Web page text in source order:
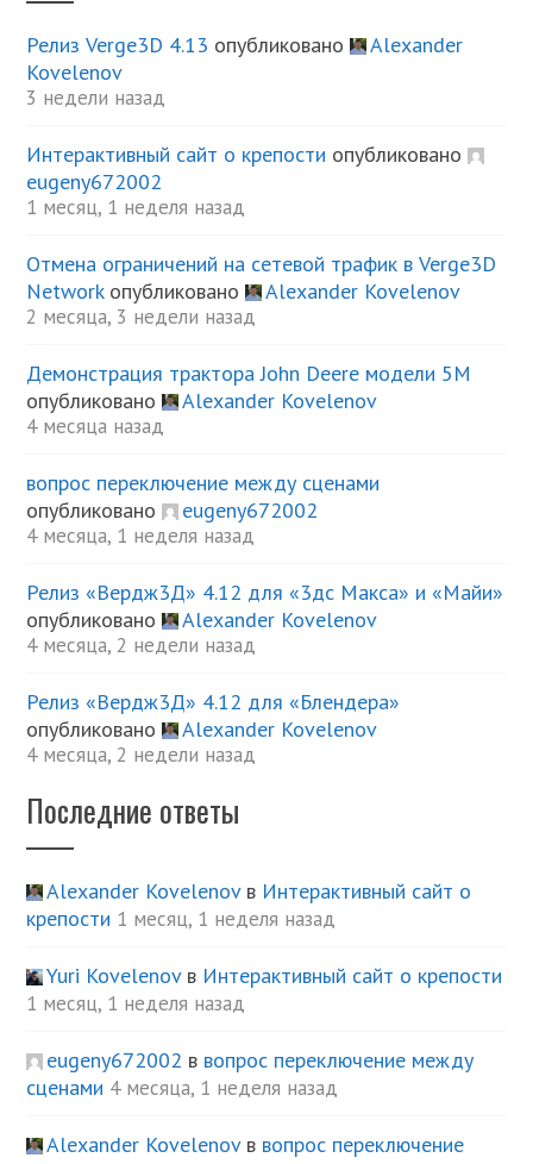
Релиз Verge3D 4.13 опубликовано
Alexander
Kovelenov
3 недели назад
Интерактивный сайт о крепости опубликовано
eugeny672002
1 месяц, 1 неделя назад
Отмена ограничений на сетевой трафик в Verge3D
Networkопубликовано Alexander Kovelenov
2 месяца, 3 недели назад
Демонстрация трактора John Deere модели 5М
опубликовано
Alexander Kovelenov
4 месяца назад
вопрос переключение между сценами
опубликовано
eugeny672002
4 месяца, 1 неделя назад
Релиз «Вердж3Д» 4.12 для «3дс Макса» и «Майи»
опубликовано
Alexander Kovelenov
4 месяца, 2 недели назад
Релиз «Вердж3Д» 4.12 для «Блендера»
опубликовано
Alexander Kovelenov
4 месяца, 2 недели назад
Последние ответы
Alexander Kovelenovв Интерактивный сайт о
крепости 1 месяц, 1 неделя назад
Yuri Kovelenovв Интерактивный сайт о крепости
1 месяц, 1 неделя назад
eugeny672002 в вопрос переключение между
сценами 4 месяца, 1 неделя назад
Alexander Kovelenovв вопрос переключение